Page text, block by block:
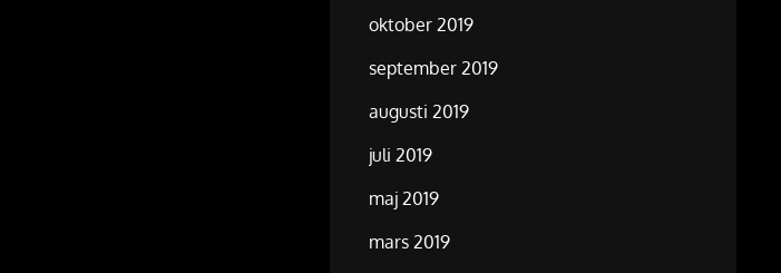
oktober 2019
september 2019
augusti 2019
juli 2019
maj 2019
mars 2019